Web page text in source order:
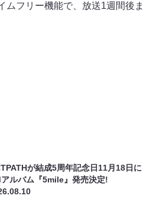
ムフリー機能で、放送1週間後ま
が結成5周年記念日11月18日に
ルバム『5mile』発売決定!